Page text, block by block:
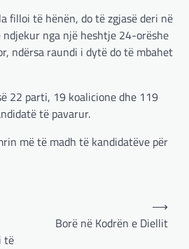
filloi të hënën, do të zgjasë deri në
nga një heshtje 24-orëshe
ndërsa raundi i dytë do të mbahet
22 parti, 19 koalicione dhe 119
të pavarur.
më të madh të kandidatëve për
të
Borë në Kodrën e Diellit
⟶